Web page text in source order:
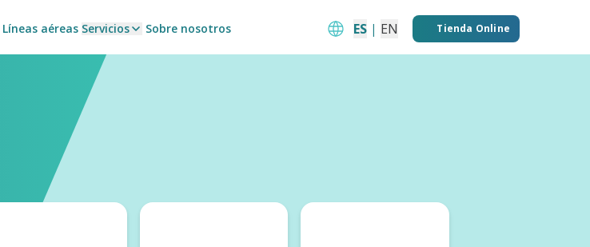
Líneas aéreas Servicios Sobre nosotros ES | EN Tienda Online